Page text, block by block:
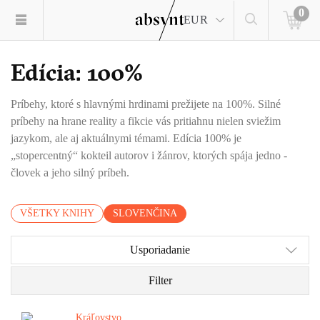
EUR
0
Edícia: 100%
Príbehy, ktoré s hlavnými hrdinami prežijete na 100%. Silné
príbehy na hrane reality a fikcie vás pritiahnu nielen sviežim
jazykom, ale aj aktuálnymi témami. Edícia 100% je
„stopercentný“ kokteil autorov i žánrov, ktorých spája jedno -
človek a jeho silný príbeh.
VŠETKY KNIHY SLOVENČINA
Usporiadanie
Filter